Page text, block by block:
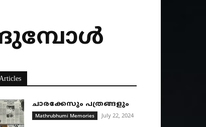
ചാരക്കേസും പത്രങ്ങളും
Mathrubhumi Memories July 22, 2024